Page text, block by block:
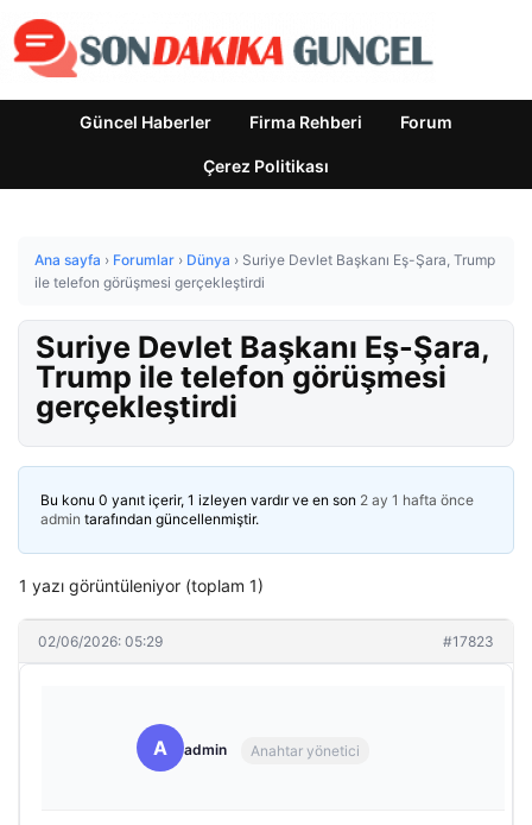
Güncel Haberler Firma Rehberi Forum
Çerez Politikası
Ana sayfa › Forumlar › Dünya › Suriye Devlet Başkanı Eş-Şara, Trump
ile telefon görüşmesi gerçekleştirdi
Suriye Devlet Başkanı Eş-Şara,
Trump ile telefon görüşmesi
gerçekleştirdi
Bu konu 0 yanıt içerir, 1 izleyen vardır ve en son 2 ay 1 hafta önce
admin tarafından güncellenmiştir.
1 yazı görüntüleniyor (toplam 1)
02/06/2026: 05:29 #17823
A admin Anahtar yönetici